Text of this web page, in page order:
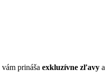
vám prináša exkluzívne zľavy a